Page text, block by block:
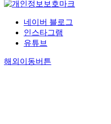
네이버 블로그
인스타그램
유튜브
해외이동버튼